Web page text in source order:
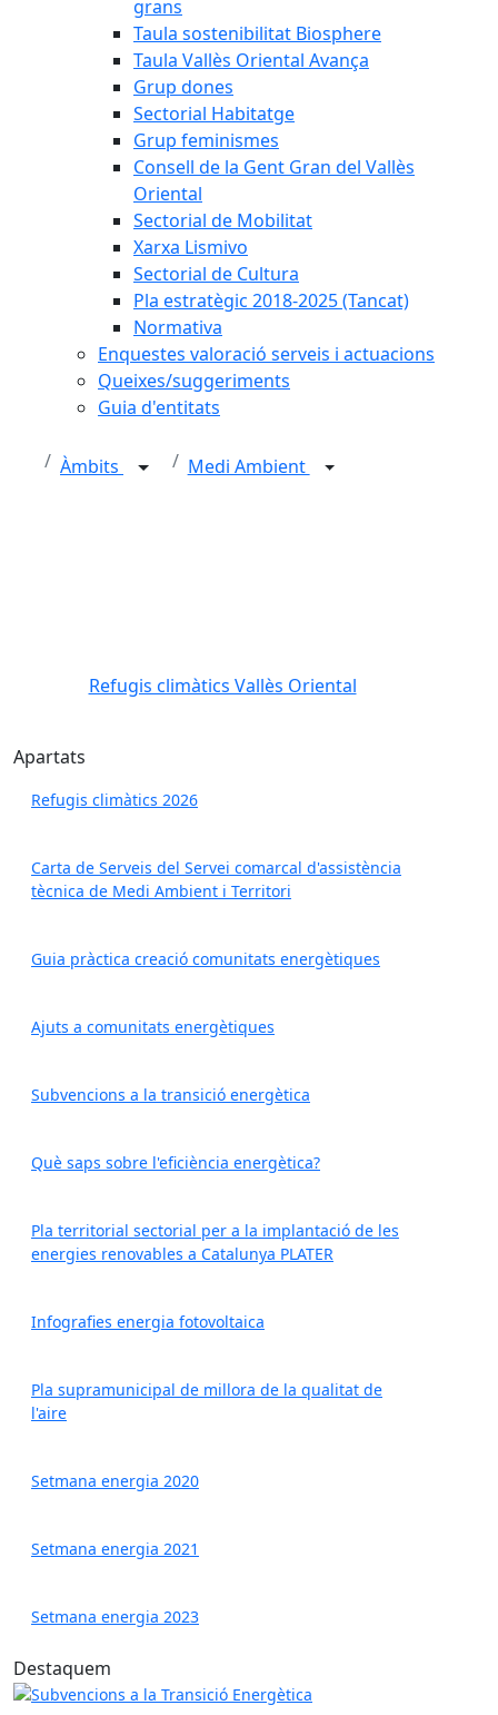
grans
Taula sostenibilitat Biosphere
Taula Vallès Oriental Avança
Grup dones
Sectorial Habitatge
Grup feminismes
Consell de la Gent Gran del Vallès
Oriental
Sectorial de Mobilitat
Xarxa Lismivo
Sectorial de Cultura
Pla estratègic 2018-2025 (Tancat)
Normativa
Enquestes valoració serveis i actuacions
Queixes/suggeriments
Guia d'entitats
Àmbits Medi Ambient
Refugis climàtics Vallès Oriental
Apartats
Refugis climàtics 2026
Carta de Serveis del Servei comarcal d'assistència
tècnica de Medi Ambient i Territori
Guia pràctica creació comunitats energètiques
Ajuts a comunitats energètiques
Subvencions a la transició energètica
Què saps sobre l'eficiència energètica?
Pla territorial sectorial per a la implantació de les
energies renovables a Catalunya PLATER
Infografies energia fotovoltaica
Pla supramunicipal de millora de la qualitat de
l'aire
Setmana energia 2020
Setmana energia 2021
Setmana energia 2023
Destaquem